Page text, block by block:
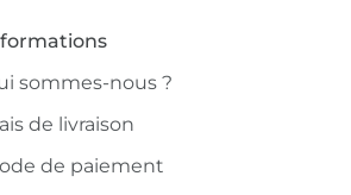
sommes-nous ?
de livraison
de paiement